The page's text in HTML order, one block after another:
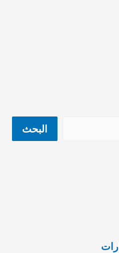
البحث